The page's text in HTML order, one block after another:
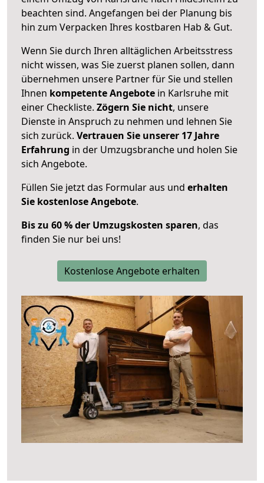
beachten sind. Angefangen bei der Planung bis
hin zum Verpacken Ihres kostbaren Hab & Gut.
Wenn Sie durch Ihren alltäglichen Arbeitsstress
nicht wissen, was Sie zuerst planen sollen, dann
übernehmen unsere Partner für Sie und stellen
Ihnen kompetente Angebote in Karlsruhe mit
einer Checkliste. Zögern Sie nicht, unsere
Dienste in Anspruch zu nehmen und lehnen Sie
sich zurück. Vertrauen Sie unserer 17 Jahre
Erfahrung in der Umzugsbranche und holen Sie
sich Angebote.
Füllen Sie jetzt das Formular aus und erhalten
Sie kostenlose Angebote.
Bis zu 60 % der Umzugskosten sparen, das
finden Sie nur bei uns!
Kostenlose Angebote erhalten